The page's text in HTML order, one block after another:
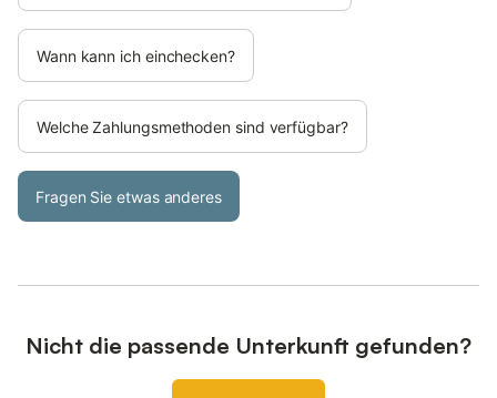
Wann kann ich einchecken?
Welche Zahlungsmethoden sind verfügbar?
Fragen Sie etwas anderes
Nicht die passende Unterkunft gefunden?